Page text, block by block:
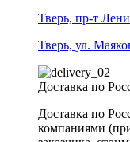
Тверь, пр-т
Тверь, ул.
Доставка по
Доставка по
компаниями